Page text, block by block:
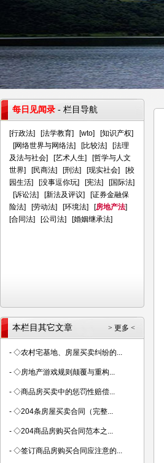
每日见闻录 - 栏目导航
[行政法] [法学教育] [wto] [知识产权]
[网络世界与网络法] [比较法] [法理
及法与社会] [艺术人生] [哲学与人文
世界] [民商法] [刑法] [现实社会] [校
园生活] [没事逗你玩] [宪法] [国际法]
[诉讼法] [新法及评议] [证券金融保
险法] [劳动法] [环境法] [房地产法]
[合同法] [公司法] [婚姻继承法]
> 更多 <
本栏目其它文章
- ◇农村宅基地、房屋买卖纠纷的...
- ◇房地产游戏规则颠覆与重构...
- ◇商品房买卖中的惩罚性赔偿...
- ◇204条房屋买卖合同（完整...
- ◇204商品房购买合同范本之...
- ◇签订商品房购买合同应注意的...